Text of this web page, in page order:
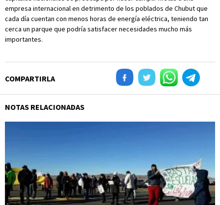
empresa internacional en detrimento de los poblados de Chubut que
cada día cuentan con menos horas de energía eléctrica, teniendo tan
cerca un parque que podría satisfacer necesidades mucho más
importantes.
COMPARTIRLA
NOTAS RELACIONADAS